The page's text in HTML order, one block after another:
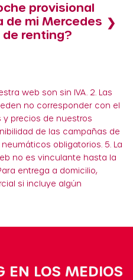
provisional
de mi Mercedes
de renting?
web son sin IVA. 2. Las
no corresponder con el
y precios de nuestros
de las campañas de
obligatorios. 5. La
no es vinculante hasta la
entrega a domicilio,
si incluye algún
EN LOS MEDIOS